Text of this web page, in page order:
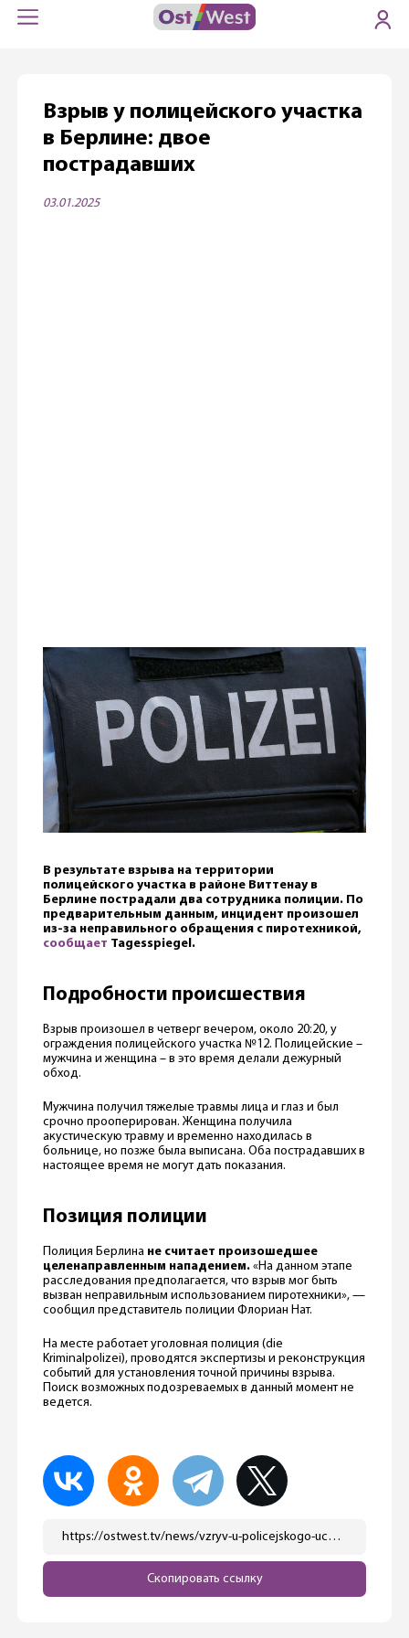
Взрыв у полицейского участка
в Берлине: двое
пострадавших
03.01.2025
В результате взрыва на территории
полицейского участка в районе Виттенау в
Берлине пострадали два сотрудника полиции. По
предварительным данным, инцидент произошел
из-за неправильного обращения с пиротехникой,
сообщает Tagesspiegel.
Подробности происшествия
Взрыв произошел в четверг вечером, около 20:20, у
ограждения полицейского участка №12. Полицейские –
мужчина и женщина – в это время делали дежурный
обход.
Мужчина получил тяжелые травмы лица и глаз и был
срочно прооперирован. Женщина получила
акустическую травму и временно находилась в
больнице, но позже была выписана. Оба пострадавших в
настоящее время не могут дать показания.
Позиция полиции
Полиция Берлина не считает произошедшее
целенаправленным нападением.«На данном этапе
расследования предполагается, что взрыв мог быть
вызван неправильным использованием пиротехники», —
сообщил представитель полиции Флориан Нат.
На месте работает уголовная полиция (die
Kriminalpolizei), проводятся экспертизы и реконструкция
событий для установления точной причины взрыва.
Поиск возможных подозреваемых в данный момент не
ведется.
https://ostwest.tv/news/vzryv-u-policejskogo-uchastka-v-berline-dvoe-postradavshih/
Скопировать ссылку